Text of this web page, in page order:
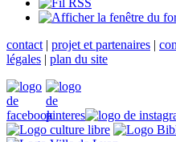
contact | projet et partenaires |
légales | plan du site